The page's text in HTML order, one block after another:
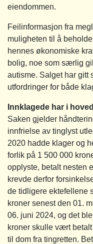
eiendommen.
Feilinformasjon fra
muligheten til å
hennes økonomiske
bolig, noe som særlig
autisme. Salget har gitt
utfordringer for både
Innklagede har i
Saken gjelder
innfrielse av tinglyst
2020 hadde klager og
forlik på 1 500 000
opplyste, betalt nesten
krevde derfor
de tidligere ektefellene
kroner senest den 01.
06. juni 2024, og det
kroner skulle vært
til dom fra tingretten.